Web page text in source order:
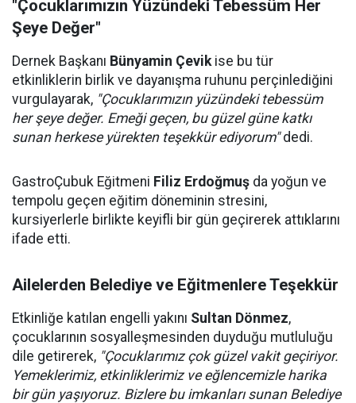
"Çocuklarımızın Yüzündeki Tebessüm Her
Şeye Değer"
Dernek Başkanı Bünyamin Çevikise bu tür
etkinliklerin birlik ve dayanışma ruhunu perçinlediğini
vurgulayarak, "Çocuklarımızın yüzündeki tebessüm
her şeye değer. Emeği geçen, bu güzel güne katkı
sunan herkese yürekten teşekkür ediyorum"dedi.
GastroÇubuk Eğitmeni Filiz Erdoğmuş da yoğun ve
tempolu geçen eğitim döneminin stresini,
kursiyerlerle birlikte keyifli bir gün geçirerek attıklarını
ifade etti.
Ailelerden Belediye ve Eğitmenlere Teşekkür
Etkinliğe katılan engelli yakını Sultan Dönmez,
çocuklarının sosyalleşmesinden duyduğu mutluluğu
dile getirerek, "Çocuklarımız çok güzel vakit geçiriyor.
Yemeklerimiz, etkinliklerimiz ve eğlencemizle harika
bir gün yaşıyoruz. Bizlere bu imkanları sunan Belediye